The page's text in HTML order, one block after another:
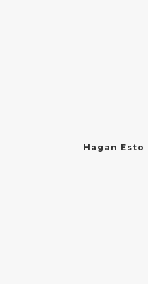
Hagan Esto